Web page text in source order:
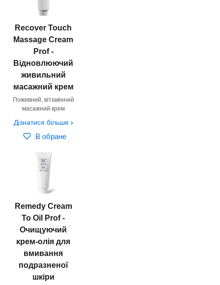
Recover Touch
Massage Cream
Prof -
Відновлюючий
живильний
масажний крем
Поживний, вітамінний
масажний крем
Дізнатися більше
В обране
Remedy Сream
To Oil Prof -
Очищуючий
крем-олія для
вмивання
подразненої
шкіри